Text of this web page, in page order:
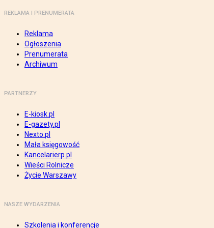
REKLAMA I PRENUMERATA
Reklama
Ogłoszenia
Prenumerata
Archiwum
PARTNERZY
E-kiosk.pl
E-gazety.pl
Nexto.pl
Mała księgowość
Kancelarierp.pl
Wieści Rolnicze
Życie Warszawy
NASZE WYDARZENIA
Szkolenia i konferencje